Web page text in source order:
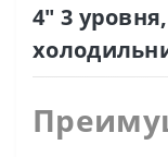
4" 3